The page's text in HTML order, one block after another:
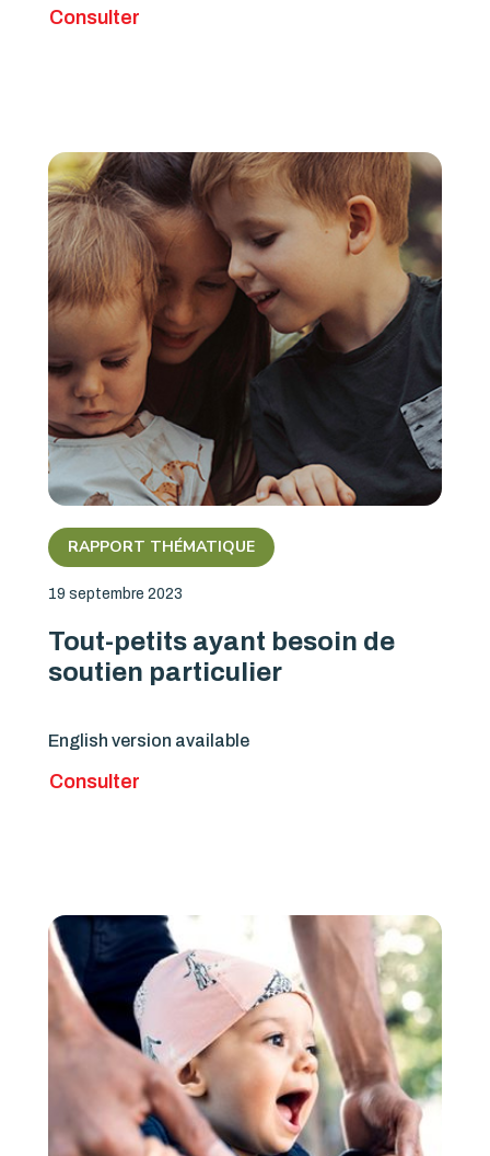
Consulter
RAPPORT THÉMATIQUE
19 septembre 2023
Tout-petits ayant besoin de
soutien particulier
English version available
Consulter